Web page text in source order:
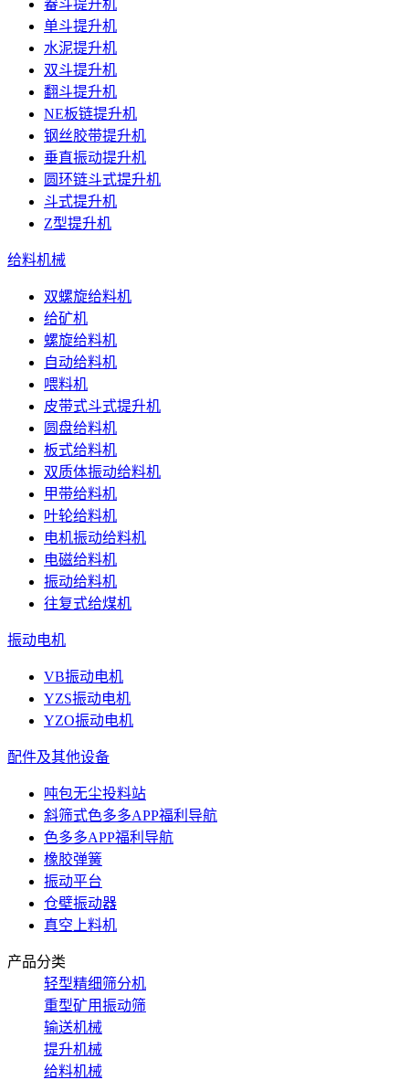
畚斗提升机
单斗提升机
水泥提升机
双斗提升机
翻斗提升机
NE板链提升机
钢丝胶带提升机
垂直振动提升机
圆环链斗式提升机
斗式提升机
Z型提升机
给料机械
双螺旋给料机
给矿机
螺旋给料机
自动给料机
喂料机
皮带式斗式提升机
圆盘给料机
板式给料机
双质体振动给料机
甲带给料机
叶轮给料机
电机振动给料机
电磁给料机
振动给料机
往复式给煤机
振动电机
VB振动电机
YZS振动电机
YZO振动电机
配件及其他设备
吨包无尘投料站
斜筛式色多多APP福利导航
色多多APP福利导航
橡胶弹簧
振动平台
仓壁振动器
真空上料机
产品分类
轻型精细筛分机
重型矿用振动筛
输送机械
提升机械
给料机械